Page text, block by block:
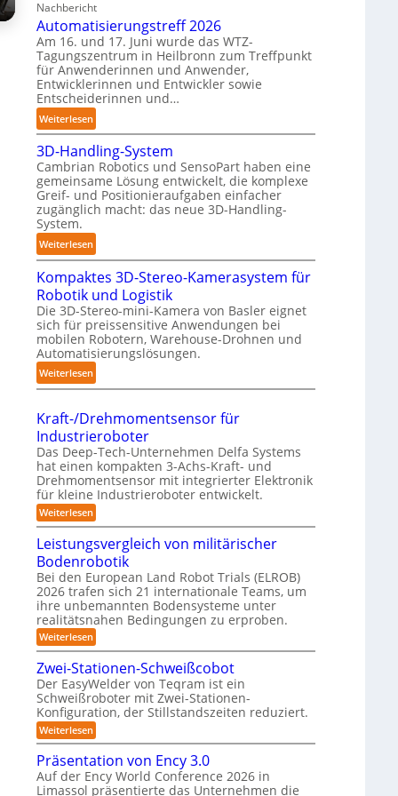
T
a
u
c
h
r
o
b
o
t
e
r
n
e
n
p
e
r
C
o
b
o
t
A
A
Z
ü
r
i
c
h
:
T
r
e
f
p
u
n
k
t
f
ü
r
p
i
n
a
h
e
A
u
t
o
m
a
t
i
s
i
e
r
n
g
Nachbericht
Automatisierungstreff 2026
Am 16. und 17. Juni wurde das WTZ-
Tagungszentrum in Heilbronn zum Treffpunkt
für Anwenderinnen und Anwender,
Entwicklerinnen und Entwickler sowie
Entscheiderinnen und…
Weiterlesen:
A
u
t
o
m
a
t
i
i
e
r
u
n
g
s
r
e
f
2
0
2
6
3D-Handling-System
Cambrian Robotics und SensoPart haben eine
gemeinsame Lösung entwickelt, die komplexe
Greif- und Positionieraufgaben einfacher
zugänglich macht: das neue 3D-Handling-
System.
Weiterlesen:
3
D
-
H
a
n
d
l
-
S
y
t
e
m
Kompaktes 3D-Stereo-Kamerasystem für
Robotik und Logistik
Die 3D-Stereo-mini-Kamera von Basler eignet
sich für preissensitive Anwendungen bei
mobilen Robotern, Warehouse-Drohnen und
Automatisierungslösungen.
Weiterlesen:
K
m
p
a
k
e
s
3
D
-
S
t
e
r
o
-
K
a
m
e
r
Kraft-/Drehmomentsensor für
Industrieroboter
Das Deep-Tech-Unternehmen Delfa Systems
hat einen kompakten 3-Achs-Kraft- und
Drehmomentsensor mit integrierter Elektronik
für kleine Industrieroboter entwickelt.
Weiterlesen:
K
a
f
t
-
/
D
r
e
h
m
o
m
e
n
t
s
e
n
s
o
Leistungsvergleich von militärischer
Bodenrobotik
Bei den European Land Robot Trials (ELROB)
2026 trafen sich 21 internationale Teams, um
ihre unbemannten Bodensysteme unter
realitätsnahen Bedingungen zu erproben.
Weiterlesen:
L
e
i
s
t
u
n
g
s
v
e
r
Zwei-Stationen-Schweißcobot
Der EasyWelder von Teqram ist ein
Schweißroboter mit Zwei-Stationen-
Konfiguration, der Stillstandszeiten reduziert.
Weiterlesen:
Z
w
e
i
-
Präsentation von Ency 3.0
Auf der Ency World Conference 2026 in
Limassol präsentierte das Unternehmen die